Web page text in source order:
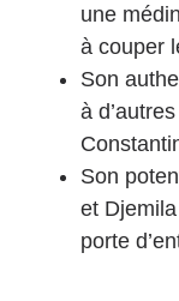
une
à couper
Son
à
Son
et
porte